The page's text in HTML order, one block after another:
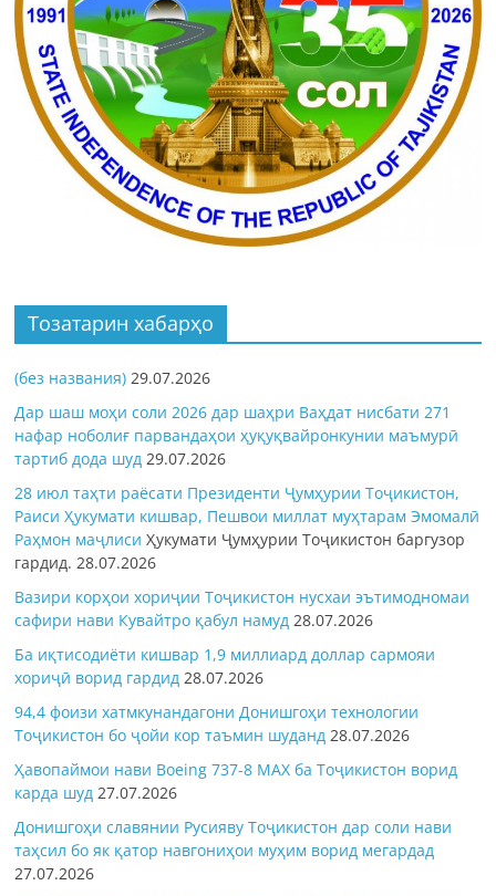
Тозатарин хабарҳо
(без названия) 29.07.2026
Дар шаш моҳи соли 2026 дар шаҳри Ваҳдат нисбати 271
нафар ноболиғ парвандаҳои ҳуқуқвайронкунии маъмурӣ
тартиб дода шуд 29.07.2026
28 июл таҳти раёсати Президенти Ҷумҳурии Тоҷикистон,
Раиси Ҳукумати кишвар, Пешвои миллат муҳтарам Эмомалӣ
Раҳмон маҷлисиҲукумати Ҷумҳурии Тоҷикистон баргузор
гардид.28.07.2026
Вазири корҳои хориҷии Тоҷикистон нусхаи эътимодномаи
сафири нави Кувайтро қабул намуд 28.07.2026
Ба иқтисодиёти кишвар 1,9 миллиард доллар сармояи
хориҷӣ ворид гардид 28.07.2026
94,4 фоизи хатмкунандагони Донишгоҳи технологии
Тоҷикистон бо ҷойи кор таъмин шуданд 28.07.2026
Ҳавопаймои нави Boeing 737-8 MAX ба Тоҷикистон ворид
карда шуд 27.07.2026
Донишгоҳи славянии Русияву Тоҷикистон дар соли нави
таҳсил бо як қатор навгониҳои муҳим ворид мегардад
27.07.2026